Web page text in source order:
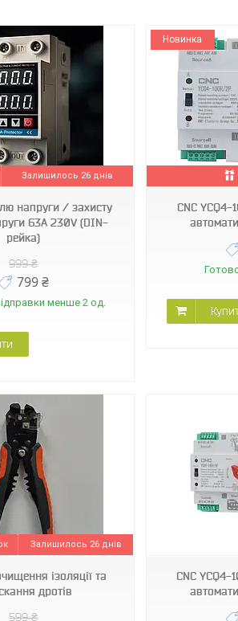
Залишилось 26 днів
напруги / захисту
63A 230V (DIN-
рейка)
999 ₴
799 ₴
менше 2 од.
Новинка
CNC
КОХ HSC8
Залишилось 26 днів
ізоляції та
дротів
599 ₴
CNC